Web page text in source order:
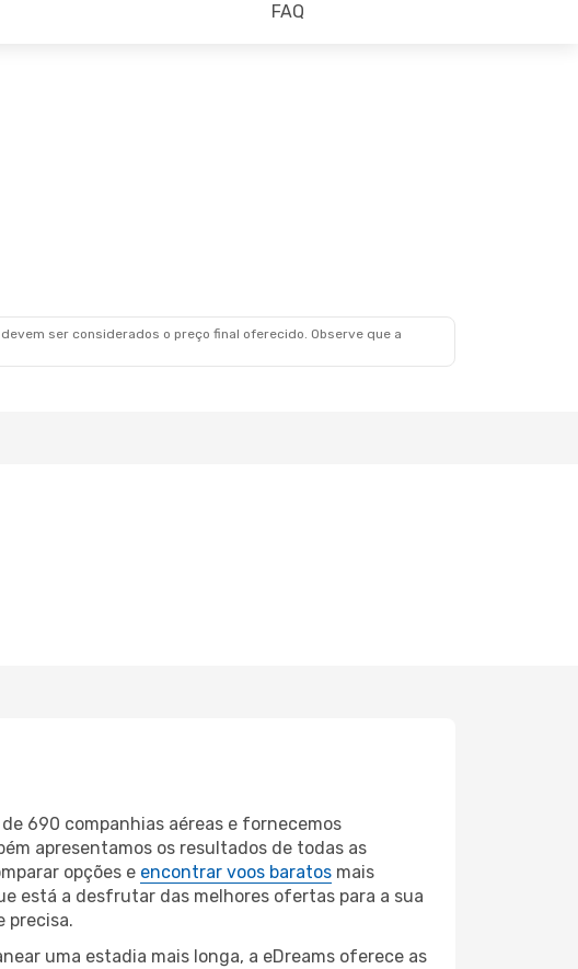
FAQ
ser considerados o preço final oferecido. Observe que a
690 companhias aéreas e fornecemos
apresentamos os resultados de todas as
opções e encontrar voos baratos mais
está a desfrutar das melhores ofertas para a sua
precisa.
uma estadia mais longa, a eDreams oferece as